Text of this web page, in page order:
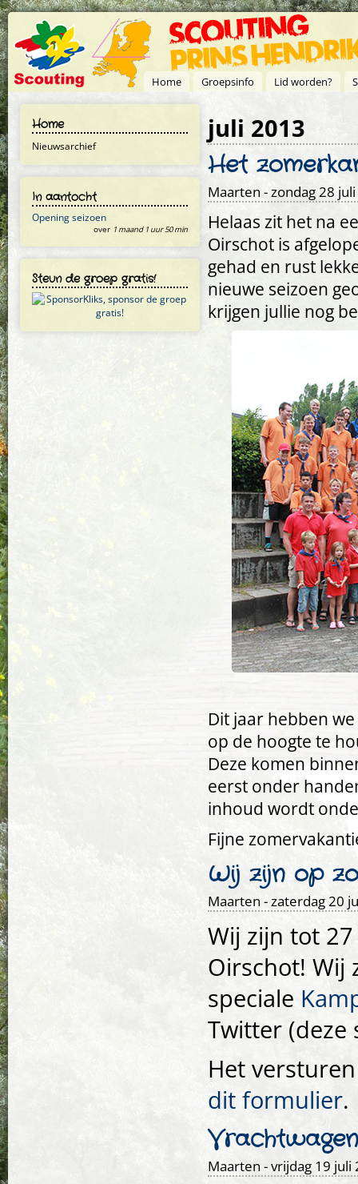
Overslaan en naar de inhoud gaan
Home Groepsinfo Lid worden?
Home
Nieuwsarchief
In aantocht
Opening seizoen
over 1 maand 1 uur 50 min
Steun de groep gratis!
juli 2013
Het
Maarten - zondag 28
Helaas zit het na
Oirschot is
gehad en rust
nieuwe seizoen
krijgen jullie nog
Dit jaar hebben
op de hoogte te
Deze komen
eerst onder
inhoud wordt
Fijne
Wij zijn op
Maarten - zaterdag 20
Wij zijn tot
Oirschot! Wij
speciale
Twitter (deze
Het
dit formulier.
Maarten - vrijdag 19 juli